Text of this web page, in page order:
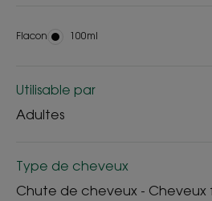
Flacon Flacon
100ml
Utilisable par
Adultes
Type de cheveux
Chute de cheveux - Cheveux